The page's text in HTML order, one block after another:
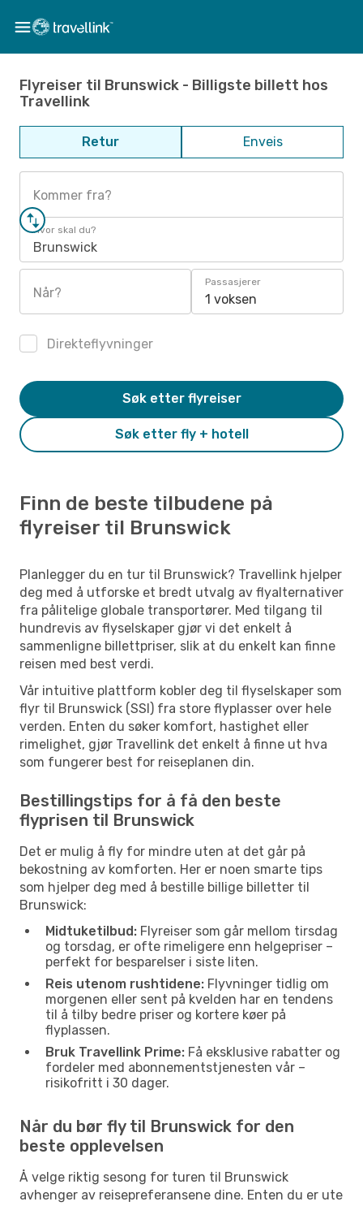
Flyreiser til Brunswick - Billigste billett hos
Travellink
Retur Enveis
Kommer fra?
Hvor skal du?
Brunswick
Når?
Passasjerer
1 voksen
Direkteflyvninger
Søk etter fly + hotell
Søk etter flyreiser
Finn de beste tilbudene på
flyreiser til Brunswick
Planlegger du en tur til Brunswick? Travellink hjelper
deg med å utforske et bredt utvalg av flyalternativer
fra pålitelige globale transportører. Med tilgang til
hundrevis av flyselskaper gjør vi det enkelt å
sammenligne billettpriser, slik at du enkelt kan finne
reisen med best verdi.
Vår intuitive plattform kobler deg til flyselskaper som
flyr til Brunswick (SSI) fra store flyplasser over hele
verden. Enten du søker komfort, hastighet eller
rimelighet, gjør Travellink det enkelt å finne ut hva
som fungerer best for reiseplanen din.
Bestillingstips for å få den beste
flyprisen til Brunswick
Det er mulig å fly for mindre uten at det går på
bekostning av komforten. Her er noen smarte tips
som hjelper deg med å bestille billige billetter til
Brunswick:
Midtuketilbud: Flyreiser som går mellom tirsdag
og torsdag, er ofte rimeligere enn helgepriser –
perfekt for besparelser i siste liten.
Reis utenom rushtidene: Flyvninger tidlig om
morgenen eller sent på kvelden har en tendens
til å tilby bedre priser og kortere køer på
flyplassen.
Bruk Travellink Prime: Få eksklusive rabatter og
fordeler med abonnementstjenesten vår –
risikofritt i 30 dager.
Når du bør fly til Brunswick for den
beste opplevelsen
Å velge riktig sesong for turen til Brunswick
avhenger av reisepreferansene dine. Enten du er ute